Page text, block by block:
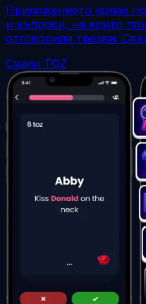
Приложението копае
и въпроси, на които
отговорили трезви.
Свали TOZ